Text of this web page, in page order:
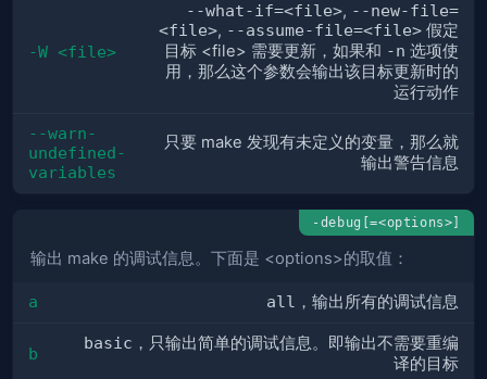
-W <file>
--what-if=<file>, --new-file=
<file>, --assume-file=<file> 假定
目标 <file> 需要更新，如果和 -n 选项使
用，那么这个参数会输出该目标更新时的
运行动作
--warn-
undefined-
variables
只要 make 发现有未定义的变量，那么就
输出警告信息
-debug[=<options>]
输出 make 的调试信息。下面是 <options>的取值：
a all ，输出所有的调试信息
b
basic ，只输出简单的调试信息。即输出不需要重编
译的目标